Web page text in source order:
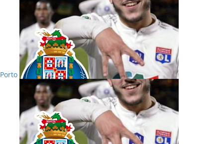
Acordo
Fechado:
Jovem
Craque
Assina
com
o
FC
Porto
e
Deixa
Promessas
ao
Clube!
Porto